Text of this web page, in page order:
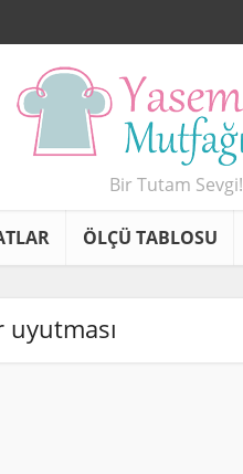
Bir Tutam Sevgi!
ÖLÇÜ TABLOSU